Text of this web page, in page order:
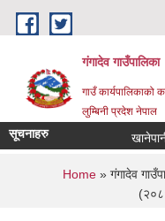
Skip to main content
गंगादेव गाउँपालिका
गाउँ कार्यपालिकाको
लुम्बिनी प्रदेश नेपाल
सूचनाहरु खानेपानी
You are here
Home » गंगादेव